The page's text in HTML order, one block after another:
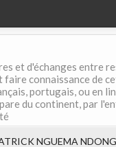
et d'échanges entre
connaissance de
portugais, ou en
du continent, par
NGUEMA NDONG